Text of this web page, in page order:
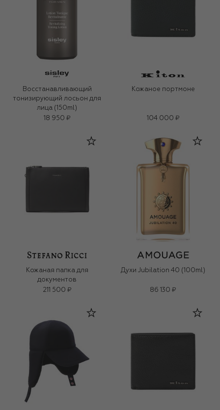
Восстанавливающий
тонизирующий лосьон для
лица (150ml)
18 950 ₽
Кожаное портмоне
104 000 ₽
Кожаная папка для
документов
211 500 ₽
Духи Jubilation 40 (100ml)
86 130 ₽